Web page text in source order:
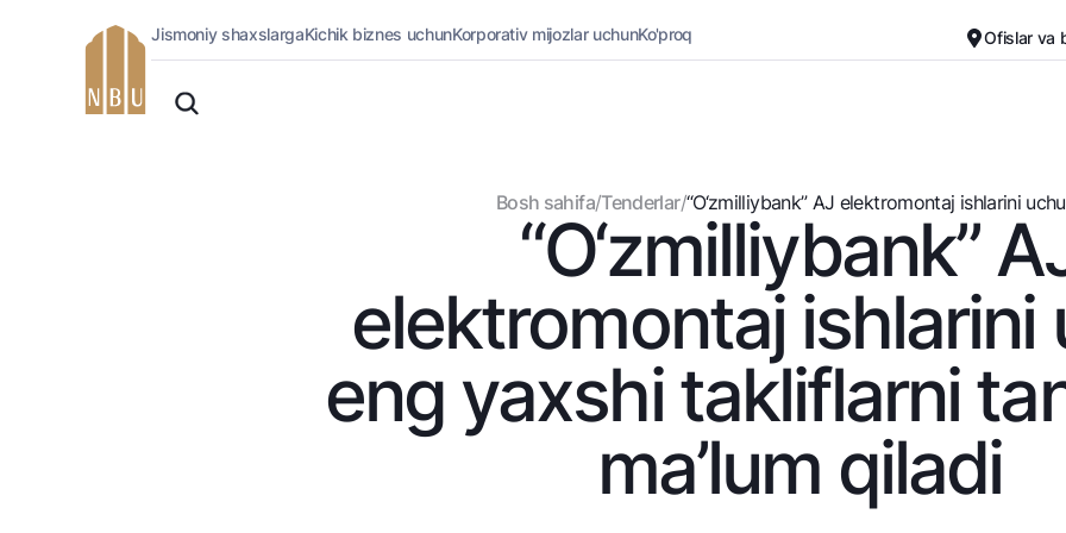
O'zbek Onlayn-bank
Jismoniy shaxslarga (Milliy)
Omonatlar
Hamma uchun
Jozibali
Vozmojno vse
Talab qilib olinguncha
Yevro
Hamma uchun USD uchun
Talab qilib olinguncha USD
Kartalar
Bepul
Premial
Sayohatchiga
UzCard/HUMO
Visa
Visa FIFA
Mastercard
Jismoniy shaxslargaKichik biznes uchunKorporativ mijozlar uchunKo'proq Ofislar va
Oq-qora versiya
Ovozni yoqish
Bosh sahifa/Tenderlar/“O‘zmilliybank” AJ elеktromontaj ishlarini
“O‘zmilliybank”
elеktromontaj ishlarini
eng yaxshi takliflarni
ma’lum qiladi